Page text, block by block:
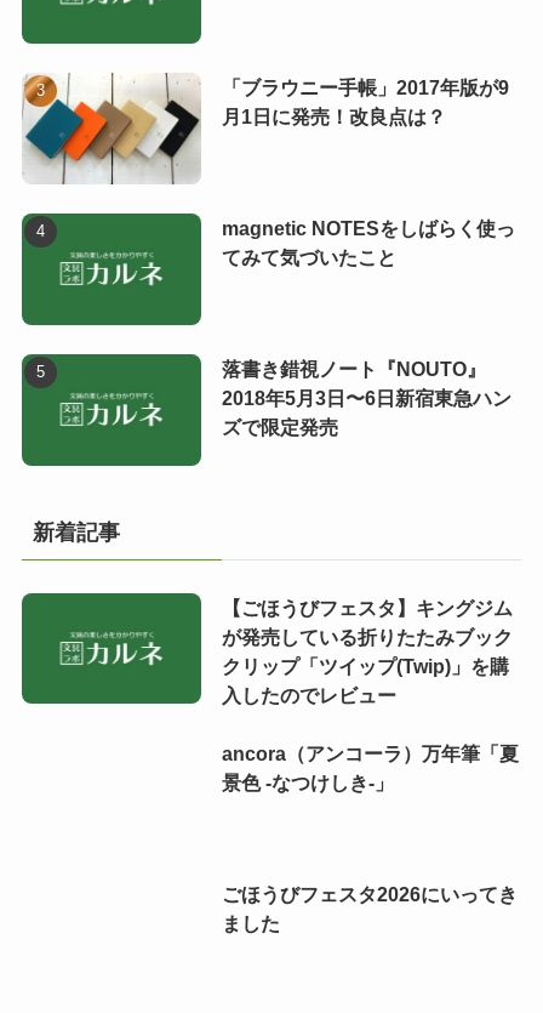
「ブラウニー手帳」2017年版が9
月1日に発売！改良点は？
magnetic NOTESをしばらく使っ
てみて気づいたこと
落書き錯視ノート『NOUTO』
2018年5月3日〜6日新宿東急ハン
ズで限定発売
新着記事
【ごほうびフェスタ】キングジム
が発売している折りたたみブック
クリップ「ツイップ(Twip)」を購
入したのでレビュー
ancora（アンコーラ）万年筆「夏
景色 -なつけしき-」
ごほうびフェスタ2026にいってき
ました